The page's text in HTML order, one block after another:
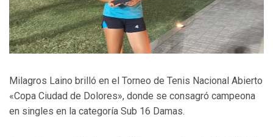
Milagros Laino brilló en el Torneo de Tenis Nacional Abierto
«Copa Ciudad de Dolores», donde se consagró campeona
en singles en la categoría Sub 16 Damas.